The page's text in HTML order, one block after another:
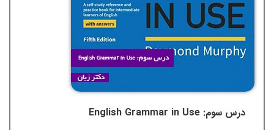
درس سوم: English Grammar in Use